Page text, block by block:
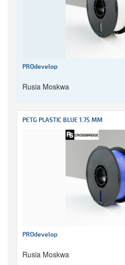
PROdevelop
Rusia Moskwa
PETG PLASTIC BLUE 1.75 MM
PROdevelop
Rusia Moskwa